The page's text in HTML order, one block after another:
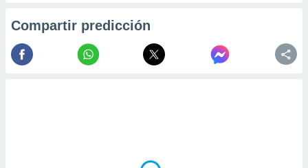
Compartir predicción